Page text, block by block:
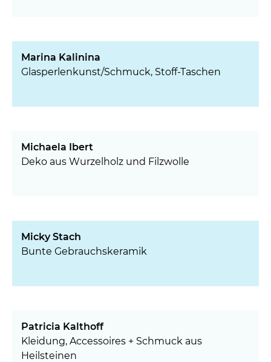
Marina Kalinina
Glasperlenkunst/Schmuck, Stoff-Taschen
Michaela Ibert
Deko aus Wurzelholz und Filzwolle
Micky Stach
Bunte Gebrauchskeramik
Patricia Kalthoff
Kleidung, Accessoires + Schmuck aus
Heilsteinen